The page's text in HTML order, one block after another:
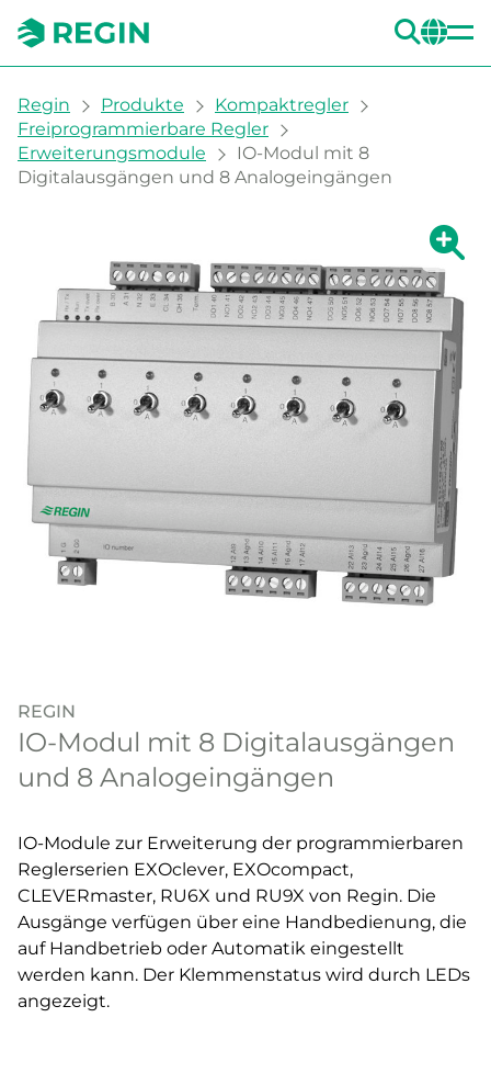
You are here:
Regin Produkte
Kompaktregler
Freiprogrammierbare Regler
Erweiterungsmodule
IO-Modul mit 8
Digitalausgängen und 8 Analogeingängen
Zeige
REGIN
IO-Modul mit 8 Digitalausgängen
und 8 Analogeingängen
IO-Module zur Erweiterung der programmierbaren
Reglerserien EXOclever, EXOcompact,
CLEVERmaster, RU6X und RU9X von Regin. Die
Ausgänge verfügen über eine Handbedienung, die
auf Handbetrieb oder Automatik eingestellt
werden kann. Der Klemmenstatus wird durch LEDs
angezeigt.